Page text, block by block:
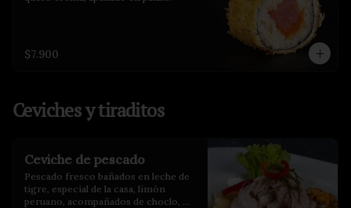
$7.900
Ceviches y tiraditos
Ceviche de pescado
Pescado fresco bañados en leche de
tigre, especial de la casa, limón
peruano, acompañados de choclo,